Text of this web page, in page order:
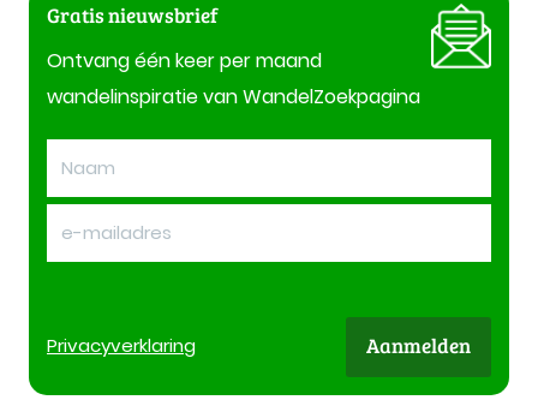
Gratis nieuwsbrief
Ontvang één keer per maand
wandelinspiratie van WandelZoekpagina
Privacyverklaring Aanmelden